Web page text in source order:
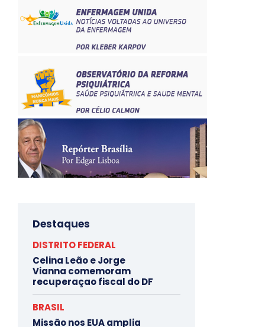
Destaques
DISTRITO FEDERAL
Celina Leão e Jorge
Vianna comemoram
recuperaçao fiscal do DF
BRASIL
Missão nos EUA amplia